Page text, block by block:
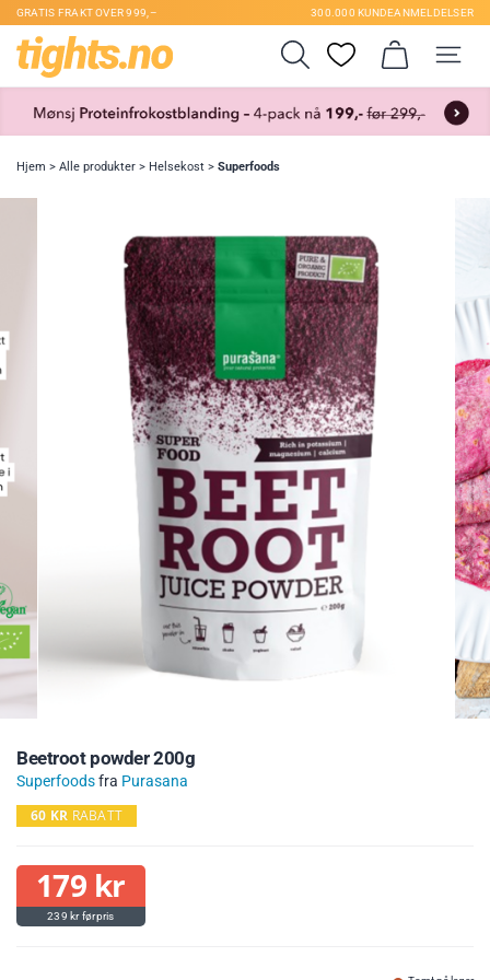
GRATIS FRAKT OVER 999,– 300.000 KUNDEANMELDELSER
Hjem > Alle produkter > Helsekost > Superfoods
Beetroot powder 200g
Superfoodsfra Purasana
60 KR RABATT
239 kr
179 kr